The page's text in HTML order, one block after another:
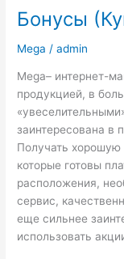
Бонусы
Mega /admin
Mega– интернет-
продукцией, в
заинтересована в
Получать хорошую
которые готовы
расположения,
сервис,
еще сильнее
использовать
Бонусы
(Купоны)
от
Onion